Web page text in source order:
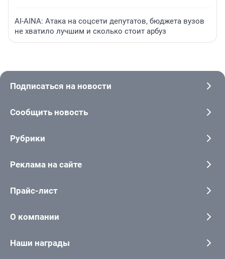
AI-AINA: Атака на соцсети депутатов, бюджета вузов
не хватило лучшим и сколько стоит арбуз
Подписаться на новости
Сообщить новость
Рубрики
Реклама на сайте
Прайс-лист
О компании
Наши награды